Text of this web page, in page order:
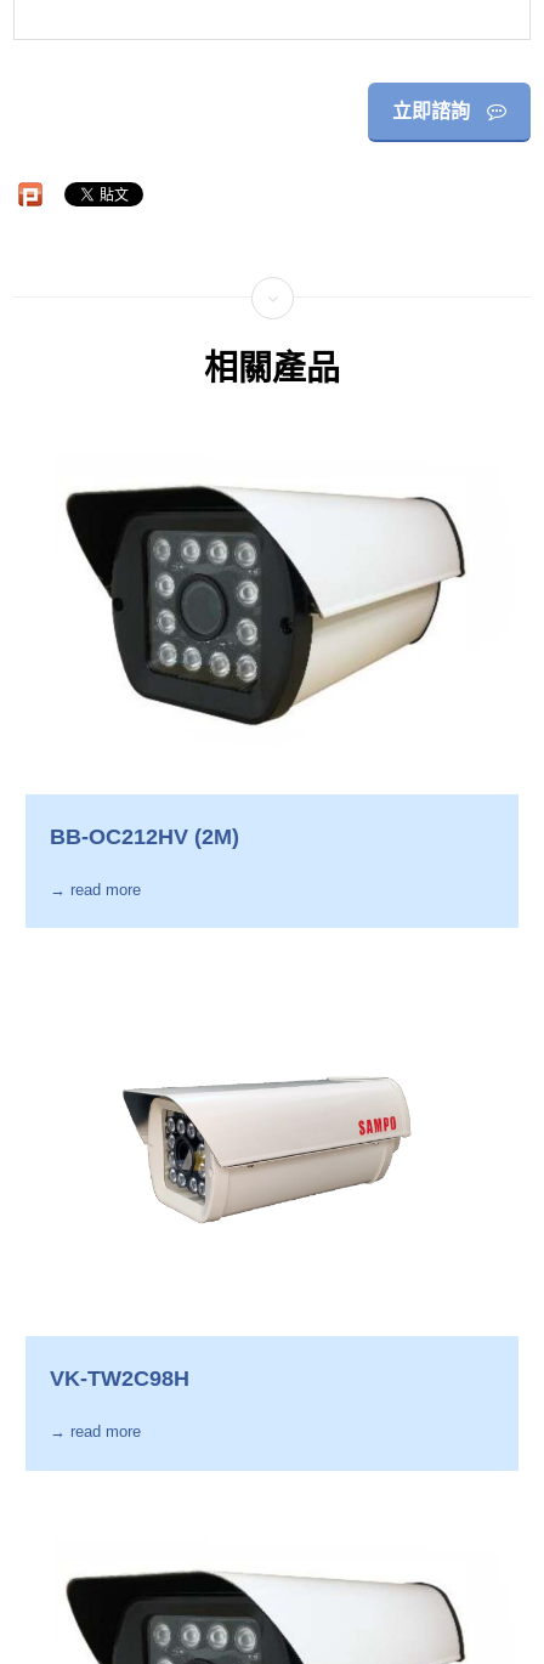
立即諮詢
相關產品
BB-OC212HV (2M)
→ read more
VK-TW2C98H
→ read more